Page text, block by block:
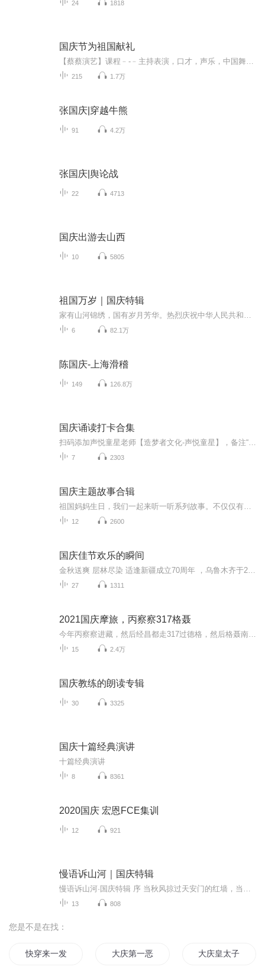
24 1818
国庆节为祖国献礼
215 1.7万
张国庆|穿越牛熊
91 4.2万
张国庆|舆论战
22 4713
国庆出游去山西
10 5805
祖国万岁｜国庆特辑
6 82.1万
陈国庆-上海滑稽
149 126.8万
国庆诵读打卡合集
7 2303
国庆主题故事合辑
12 2600
国庆佳节欢乐的瞬间
27 1311
2021国庆摩旅，丙察察317格聂
15 2.4万
国庆教练的朗读专辑
30 3325
国庆十篇经典演讲
十篇经典演讲
8 8361
2020国庆 宏恩FCE集训
12 921
慢语诉山河｜国庆特辑
13 808
您是不是在找：
快穿来一发 大庆第一恶 大庆皇太子